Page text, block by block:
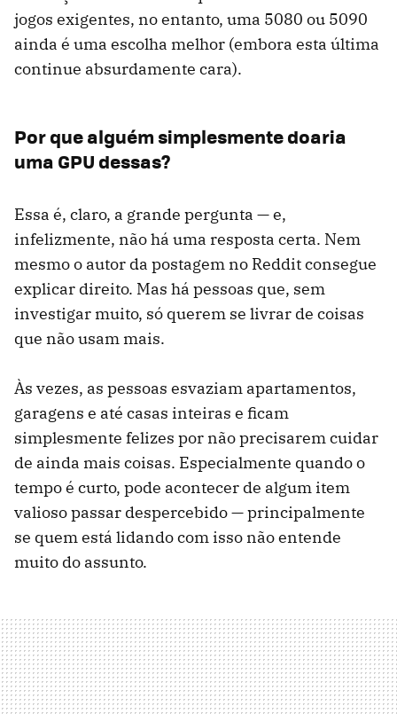
jogos exigentes, no entanto, uma 5080 ou 5090
ainda é uma escolha melhor (embora esta última
continue absurdamente cara).
Por que alguém simplesmente doaria
uma GPU dessas?
Essa é, claro, a grande pergunta — e,
infelizmente, não há uma resposta certa. Nem
mesmo o autor da postagem no Reddit consegue
explicar direito. Mas há pessoas que, sem
investigar muito, só querem se livrar de coisas
que não usam mais.
Às vezes, as pessoas esvaziam apartamentos,
garagens e até casas inteiras e ficam
simplesmente felizes por não precisarem cuidar
de ainda mais coisas. Especialmente quando o
tempo é curto, pode acontecer de algum item
valioso passar despercebido — principalmente
se quem está lidando com isso não entende
muito do assunto.